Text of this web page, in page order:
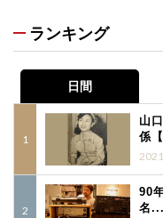
ランキング
日間
山
係
90
名...